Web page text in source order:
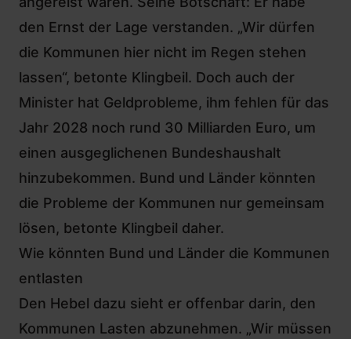
den Ernst der Lage verstanden. „Wir dürfen
die Kommunen hier nicht im Regen stehen
lassen“, betonte Klingbeil. Doch auch der
Minister hat Geldprobleme, ihm fehlen für das
Jahr 2028 noch rund 30 Milliarden Euro, um
einen ausgeglichenen Bundeshaushalt
hinzubekommen. Bund und Länder könnten
die Probleme der Kommunen nur gemeinsam
lösen, betonte Klingbeil daher.
Wie könnten Bund und Länder die Kommunen
entlasten
Den Hebel dazu sieht er offenbar darin, den
Kommunen Lasten abzunehmen. „Wir müssen